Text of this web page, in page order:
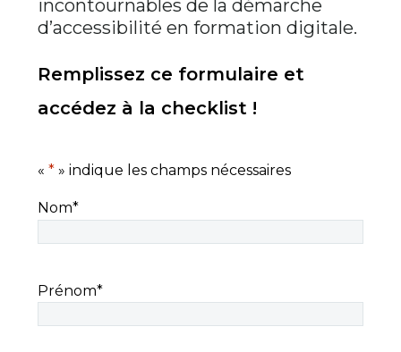
incontournables de la démarche
d’accessibilité en formation digitale.
Remplissez ce formulaire et
accédez à la checklist !
« * » indique les champs nécessaires
Nom*
Prénom*